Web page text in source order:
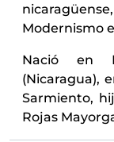
Modernismo
Nació en
(Nicaragua),
Sarmiento,
Rojas